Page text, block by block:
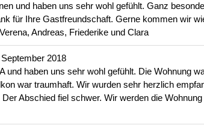
und haben uns sehr wohl gefühlt. Ganz
für Ihre Gastfreundschaft. Gerne kommen wir
Andreas, Friederike und Clara
2018
und haben uns sehr wohl gefühlt. Die Wohnung
war traumhaft. Wir wurden sehr herzlich
Abschied fiel schwer. Wir werden die